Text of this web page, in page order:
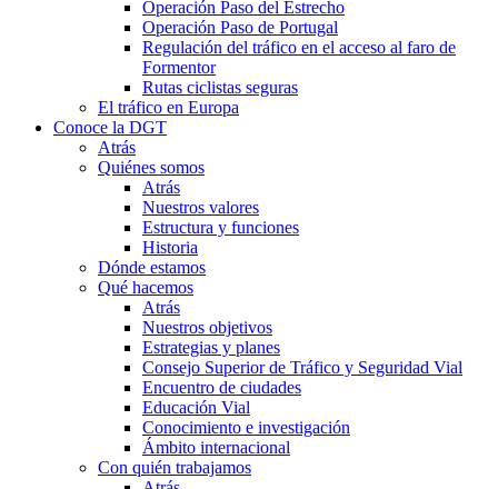
Operación Paso del Estrecho
Operación Paso de Portugal
Regulación del tráfico en el acceso al faro de
Formentor
Rutas ciclistas seguras
El tráfico en Europa
Conoce la DGT
Atrás
Quiénes somos
Atrás
Nuestros valores
Estructura y funciones
Historia
Dónde estamos
Qué hacemos
Atrás
Nuestros objetivos
Estrategias y planes
Consejo Superior de Tráfico y Seguridad Vial
Encuentro de ciudades
Educación Vial
Conocimiento e investigación
Ámbito internacional
Con quién trabajamos